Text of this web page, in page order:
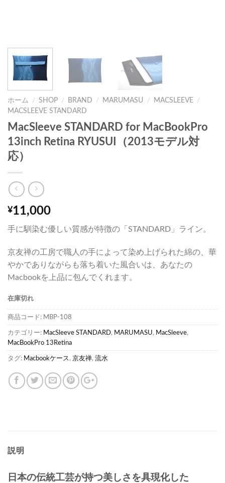
ホーム / SHOP / BRAND / MARUMASU / MACSLEEVE /
MACSLEEVE STANDARD
MacSleeve STANDARD for MacBookPro
13inch Retina RYUSUI（2013モデル対
応）
¥11,000
手に馴染む優しい質感が特徴の「STANDARD」ライン。
京友禅の工房で職人の手によって染め上げられた綿の、華
やかでありながらも落ち着いた風合いは、あなたの
Macbookを上品に包んでくれます。
在庫切れ
商品コード: MBP-108
カテゴリー: MacSleeve STANDARD, MARUMASU, MacSleeve,
MacBookPro 13Retina
タグ: Macbookケース , 京友禅, 流水
説明
日本の伝統工芸が持つ美しさを具現化した